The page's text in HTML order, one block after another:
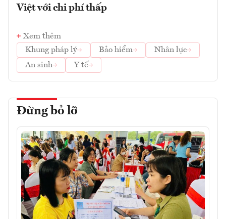
Việt với chi phí thấp
Xem thêm
Khung pháp lý
Bảo hiểm
Nhân lực
An sinh
Y tế
Đừng bỏ lỡ